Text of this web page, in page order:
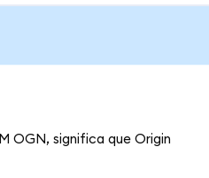
OGN, significa que Origin